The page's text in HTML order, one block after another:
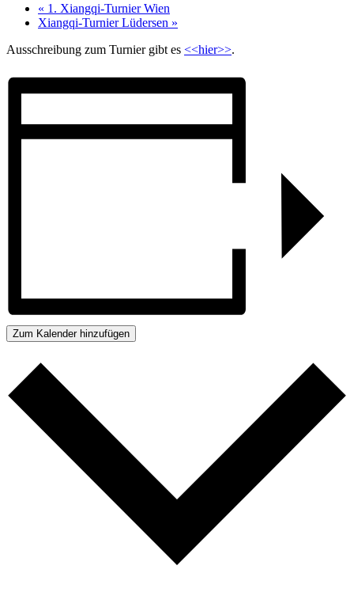
« 1. Xiangqi-Turnier Wien
Xiangqi-Turnier Lüdersen »
Ausschreibung zum Turnier gibt es <<hier>>.
Zum Kalender hinzufügen